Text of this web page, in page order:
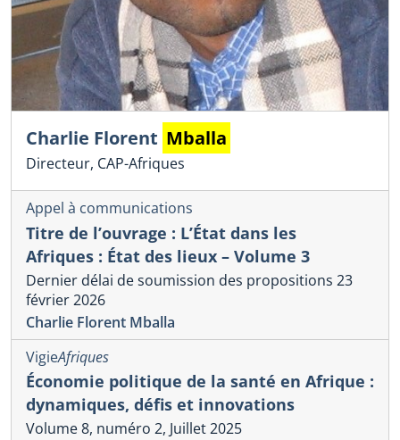
Charlie Florent Mballa
Directeur, CAP-Afriques
Appel à communications
Titre de l’ouvrage : L’État dans les
Afriques : État des lieux – Volume 3
Dernier délai de soumission des propositions 23
février 2026
Charlie Florent Mballa
VigieAfriques
Économie politique de la santé en Afrique :
dynamiques, défis et innovations
Volume 8, numéro 2, Juillet 2025